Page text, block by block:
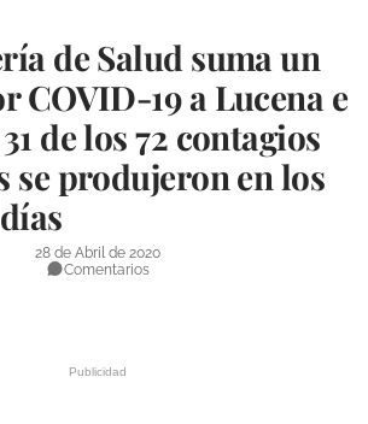
de Salud suma un
COVID-19 a Lucena e
de los 72 contagios
se produjeron en los
28 de Abril de 2020
Comentarios